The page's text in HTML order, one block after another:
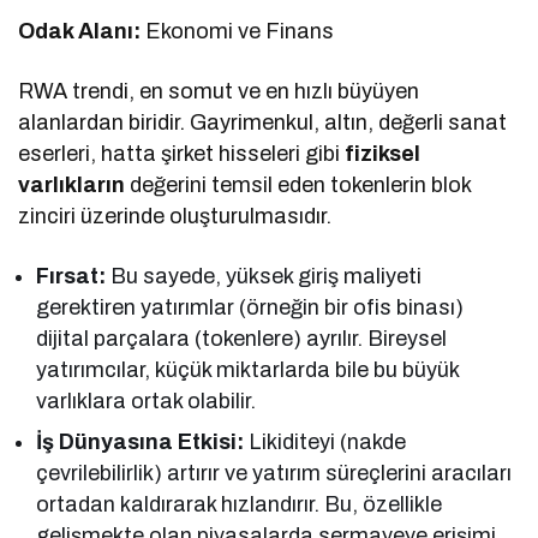
Odak Alanı: Ekonomi ve Finans
RWA trendi, en somut ve en hızlı büyüyen
alanlardan biridir. Gayrimenkul, altın, değerli sanat
eserleri, hatta şirket hisseleri gibi fiziksel
varlıkların değerini temsil eden tokenlerin blok
zinciri üzerinde oluşturulmasıdır.
Fırsat: Bu sayede, yüksek giriş maliyeti
gerektiren yatırımlar (örneğin bir ofis binası)
dijital parçalara (tokenlere) ayrılır. Bireysel
yatırımcılar, küçük miktarlarda bile bu büyük
varlıklara ortak olabilir.
İş Dünyasına Etkisi: Likiditeyi (nakde
çevrilebilirlik) artırır ve yatırım süreçlerini aracıları
ortadan kaldırarak hızlandırır. Bu, özellikle